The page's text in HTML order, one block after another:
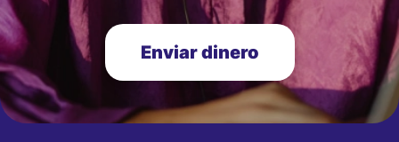
Enviar dinero